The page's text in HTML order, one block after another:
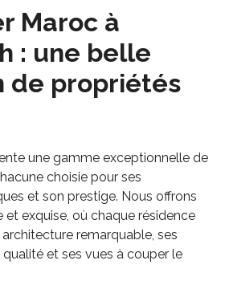
Maroc à
: une belle
de propriétés
une gamme exceptionnelle de
choisie pour ses
et son prestige. Nous offrons
exquise, où chaque résidence
remarquable, ses
et ses vues à couper le